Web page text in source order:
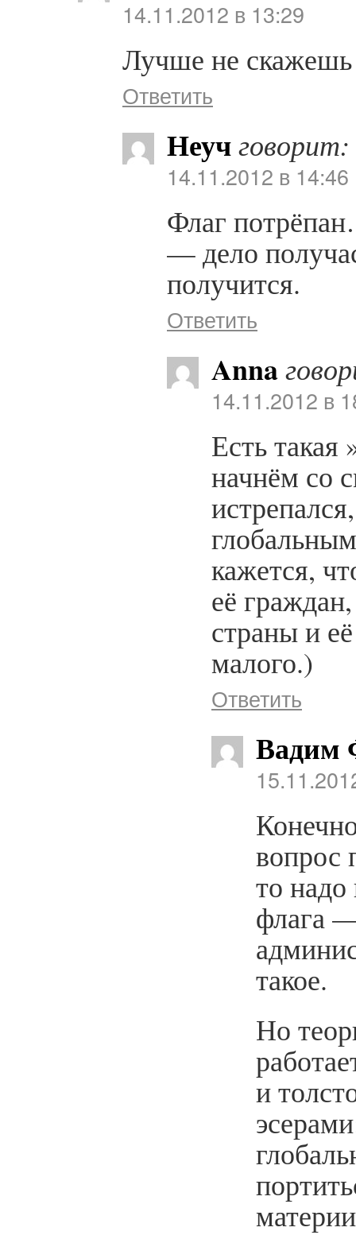
14.11.2012 в 13:29
Лучше не скажешь
Ответить
Неучговорит:
14.11.2012 в 14:46
Флаг
— дело
получится.
Ответить
Anna
14.11.2012 в
Есть такая
начнём со
кажется,
её
страны и
малого.)
Ответить
Вадим
вопрос
то надо
флага
такое.
Но
и